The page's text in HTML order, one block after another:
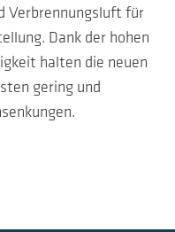
Verbrennungsluft für
Dank der hohen
halten die neuen
gering und